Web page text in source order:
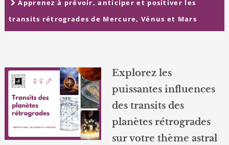
Apprenez à prévoir, anticiper et positiver les
transits rétrogrades de Mercure, Vénus et Mars
Explorez les
puissantes influences
des transits des
planètes rétrogrades
sur votre thème astral